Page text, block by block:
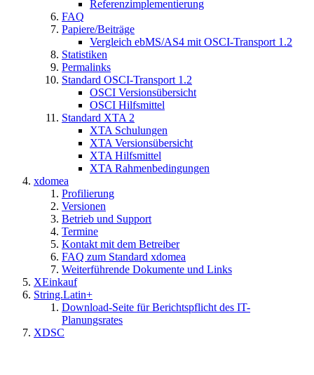
Referenzimplementierung
FAQ
Papiere/Beiträge
Vergleich ebMS/AS4 mit OSCI-Transport 1.2
Statistiken
Permalinks
Standard OSCI-Transport 1.2
OSCI Versionsübersicht
OSCI Hilfsmittel
Standard XTA 2
XTA Schulungen
XTA Versionsübersicht
XTA Hilfsmittel
XTA Rahmenbedingungen
xdomea
Profilierung
Versionen
Betrieb und Support
Termine
Kontakt mit dem Betreiber
FAQ zum Standard xdomea
Weiterführende Dokumente und Links
XEinkauf
String.Latin+
Download-Seite für Berichtspflicht des IT-
Planungsrates
XDSC